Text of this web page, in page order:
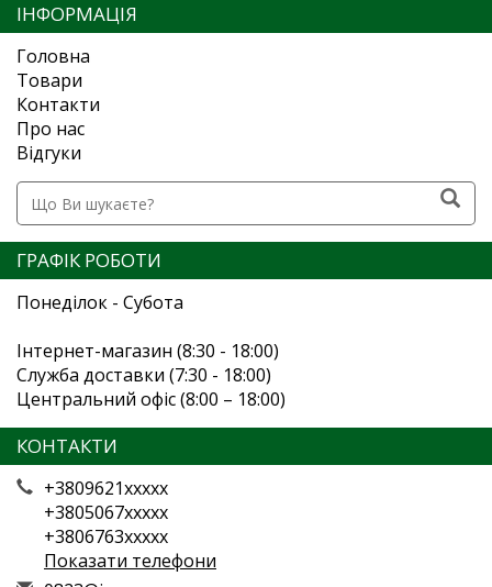
ІНФОРМАЦІЯ
Головна
Товари
Контакти
Про нас
Відгуки
ГРАФІК РОБОТИ
Понеділок - Субота
Інтернет-магазин (8:30 - 18:00)
Служба доставки (7:30 - 18:00)
Центральний офіс (8:00 – 18:00)
КОНТАКТИ
+3809621xxxxx
+3805067xxxxx
+3806763xxxxx
Показати телефони